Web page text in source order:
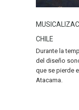
CHILE
Durante la
del diseño
que se pierde
Atacama.